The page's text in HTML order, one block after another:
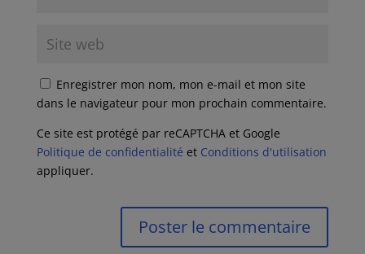
Enregistrer mon nom, mon e-mail et mon site
dans le navigateur pour mon prochain commentaire.
Ce site est protégé par reCAPTCHA et Google
Politique de confidentialité et Conditions d'utilisation
appliquer.